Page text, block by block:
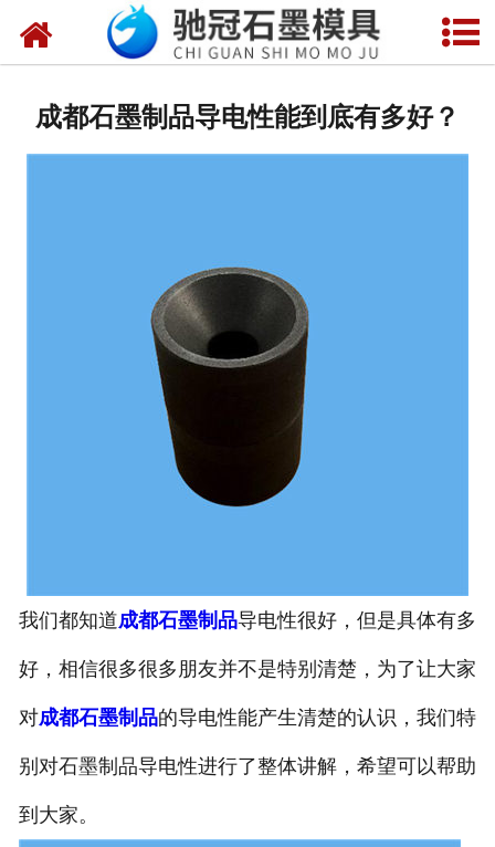
网站首页
成都石墨制品导电性能到底有多好？
我们都知道成都石墨制品导电性很好，但是具体有多
好，相信很多很多朋友并不是特别清楚，为了让大家
对成都石墨制品的导电性能产生清楚的认识，我们特
别对石墨制品导电性进行了整体讲解，希望可以帮助
到大家。